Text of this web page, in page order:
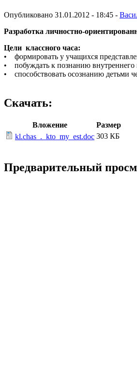
Опубликовано 31.01.2012 - 18:45 -
Разработка личностно-
Цели классного часа:
• формировать у учащихся
• побуждать к познанию внутреннего
• способствовать осознанию детьми
Скачать:
Вложение
Размер
kl.chas_._kto_my_est.doc 303 КБ
Предварительный